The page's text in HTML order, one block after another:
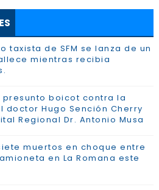
taxista de SFM se lanza de un
mientras recibia
presunto boicot contra la
doctor Hugo Sención Cherry
Regional Dr. Antonio Musa
muertos en choque entre
en La Romana este